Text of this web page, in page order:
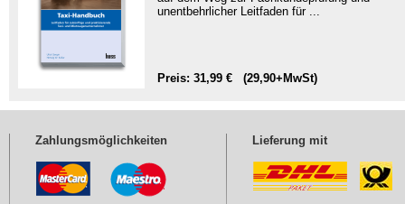
unentbehrlicher Leitfaden für ...
Preis: 31,99 € (29,90+MwSt)
Zahlungsmöglichkeiten Lieferung mit